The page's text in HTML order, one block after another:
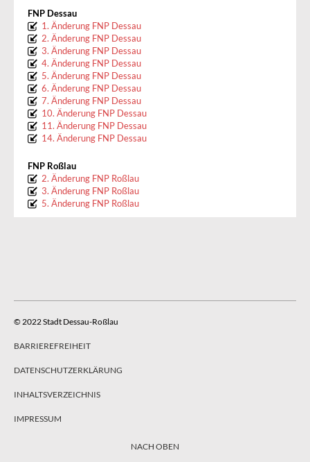
FNP Dessau
1. Änderung FNP Dessau
2. Änderung FNP Dessau
3. Änderung FNP Dessau
4. Änderung FNP Dessau
5. Änderung FNP Dessau
6. Änderung FNP Dessau
7. Änderung FNP Dessau
10. Änderung FNP Dessau
11. Änderung FNP Dessau
14. Änderung FNP Dessau
FNP Roßlau
2. Änderung FNP Roßlau
3. Änderung FNP Roßlau
5. Änderung FNP Roßlau
© 2022 Stadt Dessau-Roßlau
BARRIEREFREIHEIT
DATENSCHUTZERKLÄRUNG
INHALTSVERZEICHNIS
IMPRESSUM
NACH OBEN